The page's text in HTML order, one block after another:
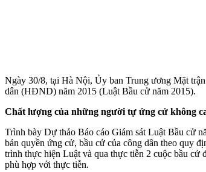
Ngày 30/8, tại Hà Nội, Ủy ban Trung ương Mặt
dân (HĐND) năm 2015 (Luật Bầu cử năm 2015).
Chất lượng của những người tự ứng cử không
Trình bày Dự thảo Báo cáo Giám sát Luật Bầu cử
bản quyền ứng cử, bầu cử của công dân theo quy
trình thực hiện Luật và qua thực tiễn 2 cuộc bầu
phù hợp với thực tiễn.